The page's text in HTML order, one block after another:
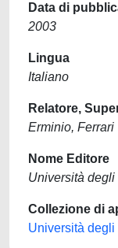
Data di
2003
Lingua
Italiano
Relatore,
Erminio, Ferrari
Nome Editore
Università degli
Collezione di
Università degli